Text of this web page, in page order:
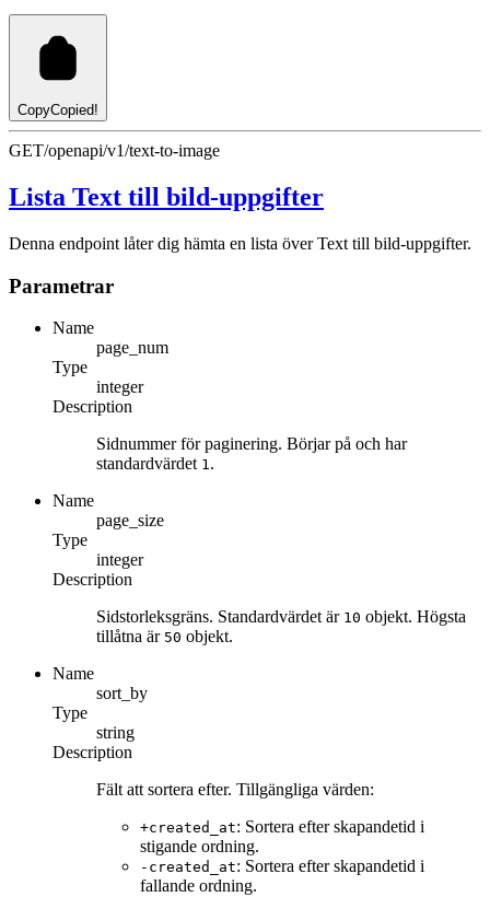
CopyCopied!
GET/openapi/v1/text-to-image
Lista Text till bild-uppgifter
Denna endpoint låter dig hämta en lista över Text till bild-uppgifter.
Parametrar
Name
page_num
Type
integer
Description
Sidnummer för paginering. Börjar på och har
standardvärdet 1.
Name
page_size
Type
integer
Description
Sidstorleksgräns. Standardvärdet är 10 objekt. Högsta
tillåtna är 50 objekt.
Name
sort_by
Type
string
Description
Fält att sortera efter. Tillgängliga värden:
+created_at: Sortera efter skapandetid i
stigande ordning.
-created_at: Sortera efter skapandetid i
fallande ordning.